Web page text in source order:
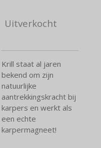
Uitverkocht
Krill staat al jaren
bekend om zijn
natuurlijke
aantrekkingskracht bij
karpers en werkt als
een echte
karpermagneet!